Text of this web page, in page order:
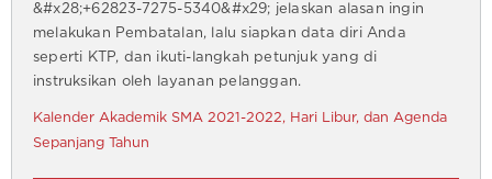
&#x28;+62823-7275-5340&#x29; jelaskan alasan ingin
melakukan Pembatalan, lalu siapkan data diri Anda
seperti KTP, dan ikuti-langkah petunjuk yang di
instruksikan oleh layanan pelanggan.
Kalender Akademik SMA 2021-2022, Hari Libur, dan Agenda
Sepanjang Tahun